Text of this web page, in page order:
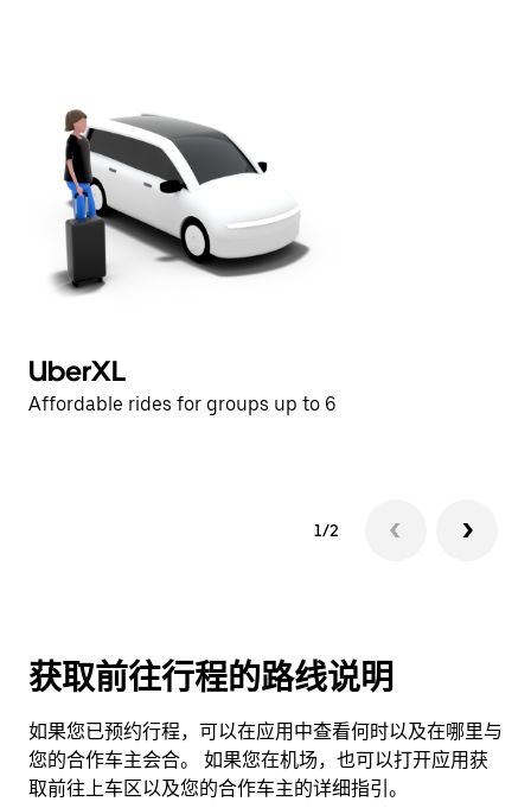
UberXL
Affordable rides for groups up to 6
1/2
获取前往行程的路线说明
如果您已预约行程，可以在应用中查看何时以及在哪里与
您的合作车主会合。 如果您在机场，也可以打开应用获
取前往上车区以及您的合作车主的详细指引。